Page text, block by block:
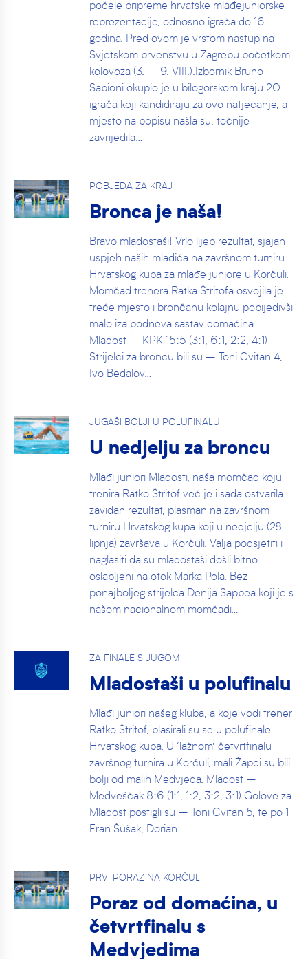
počele pripreme hrvatske mlađejuniorske
reprezentacije, odnosno igrača do 16
godina. Pred ovom je vrstom nastup na
Svjetskom prvenstvu u Zagrebu početkom
kolovoza (3. – 9. VIII.).Izbornik Bruno
Sabioni okupio je u bilogorskom kraju 20
igrača koji kandidiraju za ovo natjecanje, a
mjesto na popisu našla su, točnije
zavrijedila…
POBJEDA ZA KRAJ
Bronca je naša!
Bravo mladostaši! Vrlo lijep rezultat, sjajan
uspjeh naših mladića na završnom turniru
Hrvatskog kupa za mlađe juniore u Korčuli.
Momčad trenera Ratka Štritofa osvojila je
treće mjesto i brončanu kolajnu pobijedivši
malo iza podneva sastav domaćina.
Mladost – KPK 15:5 (3:1, 6:1, 2:2, 4:1)
Strijelci za broncu bili su – Toni Cvitan 4,
Ivo Bedalov…
JUGAŠI BOLJI U POLUFINALU
U nedjelju za broncu
Mlađi juniori Mladosti, naša momčad koju
trenira Ratko Štritof već je i sada ostvarila
zavidan rezultat, plasman na završnom
turniru Hrvatskog kupa koji u nedjelju (28.
lipnja) završava u Korčuli. Valja podsjetiti i
naglasiti da su mladostaši došli bitno
oslabljeni na otok Marka Pola. Bez
ponajboljeg strijelca Denija Sappea koji je s
našom nacionalnom momčadi…
ZA FINALE S JUGOM
Mladostaši u polufinalu
Mlađi juniori našeg kluba, a koje vodi trener
Ratko Štritof, plasirali su se u polufinale
Hrvatskog kupa. U ‘lažnom’ četvrtfinalu
završnog turnira u Korčuli, mali Žapci su bili
bolji od malih Medvjeda. Mladost –
Medveščak 8:6 (1:1, 1:2, 3:2, 3:1) Golove za
Mladost postigli su – Toni Cvitan 5, te po 1
Fran Šušak, Dorian…
PRVI PORAZ NA KORČULI
Poraz od domaćina, u
četvrtfinalu s
Medvjedima